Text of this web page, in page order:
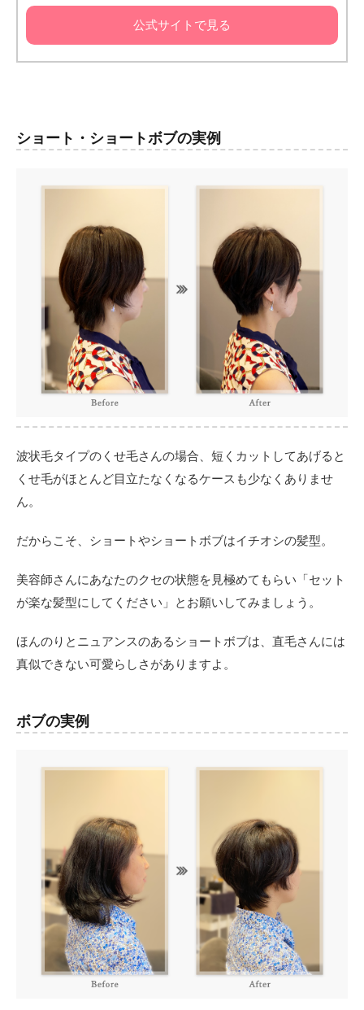
公式サイトで見る
ショート・ショートボブの実例
波状毛タイプのくせ毛さんの場合、短くカットしてあげると
くせ毛がほとんど目立たなくなるケースも少なくありませ
ん。
だからこそ、ショートやショートボブはイチオシの髪型。
美容師さんにあなたのクセの状態を見極めてもらい「セット
が楽な髪型にしてください」とお願いしてみましょう。
ほんのりとニュアンスのあるショートボブは、直毛さんには
真似できない可愛らしさがありますよ。
ボブの実例